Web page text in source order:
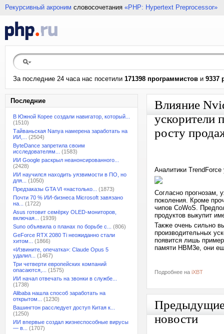
Рекурсивный акроним словосочетания «PHP: Hypertext Preprocessor»
За последние 24 часа нас посетили 171398 программистов и 9337
Последние
В Южной Корее создали навигатор, который...
(1510)
Тайваньская Nanya намерена заработать на
ИИ,...
(2504)
ByteDance запретила своим
исследователям...
(1583)
ИИ Google раскрыл неанонсированного...
(2428)
ИИ научился находить уязвимости в ПО, но
для...
(1050)
Предзаказы GTA VI «настолько...
(1873)
Почти 70 % ИИ-бизнеса Microsoft завязано
на...
(1722)
Asus готовит семёрку OLED-мониторов,
включая...
(1939)
Suno объявила о планах по борьбе с...
(806)
GeForce RTX 2080 Ti неожиданно стали
хитом...
(1866)
«Извините, опечатка»: Claude Opus 5
удалил...
(1467)
Три четверти европейских компаний
опасаются,...
(1575)
ИИ начал отвечать на звонки в службе...
(1738)
Alibaba нашла способ заработать на
открытом...
(1230)
Вашингтон расследует доступ Китая к...
(1250)
ИИ впервые создал жизнеспособные вирусы
— в...
(1707)
Влияние
ускорители
росту
Аналитики
Согласно прогнозам,
поколения. Кроме
чипов CoWoS.
продуктов выкупит
Также очень сильно
производительных
появится лишь
памяти HBM3e, они
Подробнее на iXBT
новости